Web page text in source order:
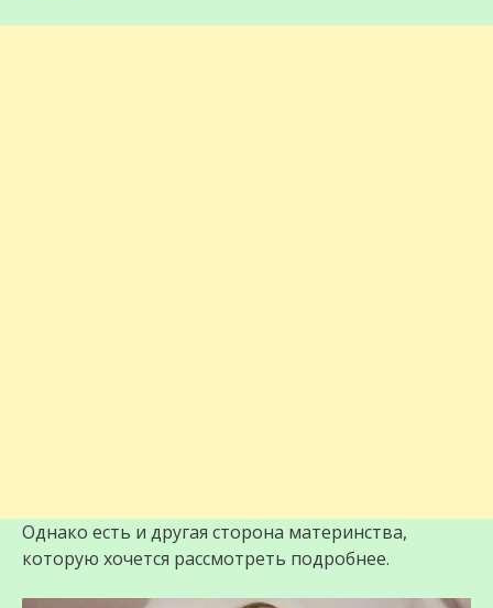
Однако есть и другая сторона материнства,
которую хочется рассмотреть подробнее.